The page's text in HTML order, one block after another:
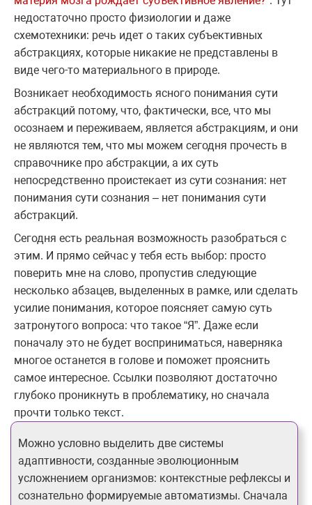
недостаточно просто физиологии и даже
схемотехники: речь идет о таких субъективных
абстракциях, которые никакие не представлены в
виде чего-то материального в природе.
Возникает необходимость ясного понимания сути
абстракций потому, что, фактически, все, что мы
осознаем и переживаем, является абстракциям, и они
не являются тем, что мы можем сегодня прочесть в
справочнике про абстракции, а их суть
непосредственно проистекает из сути сознания: нет
понимания сути сознания – нет понимания сути
абстракций.
Сегодня есть реальная возможность разобраться с
этим. И прямо сейчас у тебя есть выбор: просто
поверить мне на слово, пропустив следующие
несколько абзацев, выделенных в рамке, или сделать
усилие понимания, которое поясняет самую суть
затронутого вопроса: что такое “Я”. Даже если
поначалу это не будет восприниматься, наверняка
многое останется в голове и поможет прояснить
самое интересное. Ссылки позволяют достаточно
глубоко проникнуть в проблематику, но сначала
прочти только текст.
Можно условно выделить две системы
адаптивности, созданные эволюционным
усложнением организмов: контекстные рефлексы и
сознательно формируемые автоматизмы. Сначала